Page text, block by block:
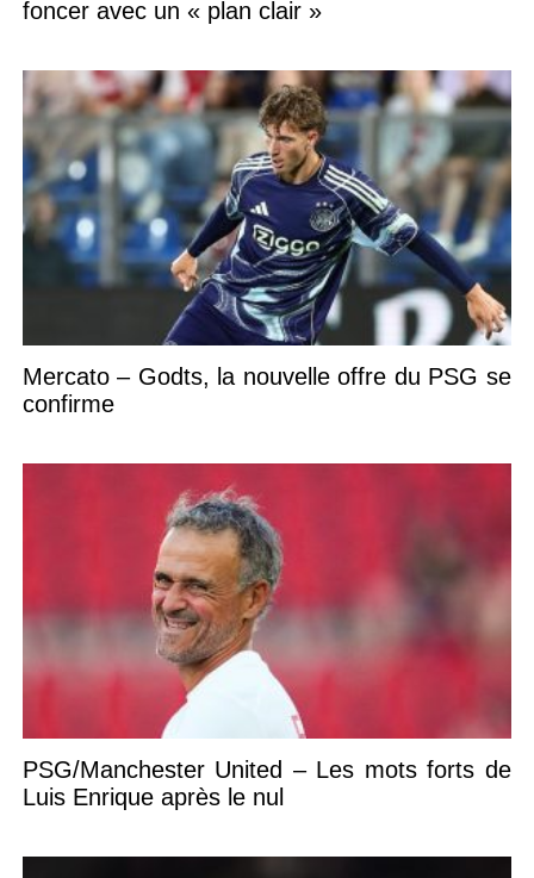
foncer avec un « plan clair »
Mercato – Godts, la nouvelle offre du PSG se
confirme
PSG/Manchester United – Les mots forts de
Luis Enrique après le nul